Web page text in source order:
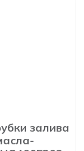
залива